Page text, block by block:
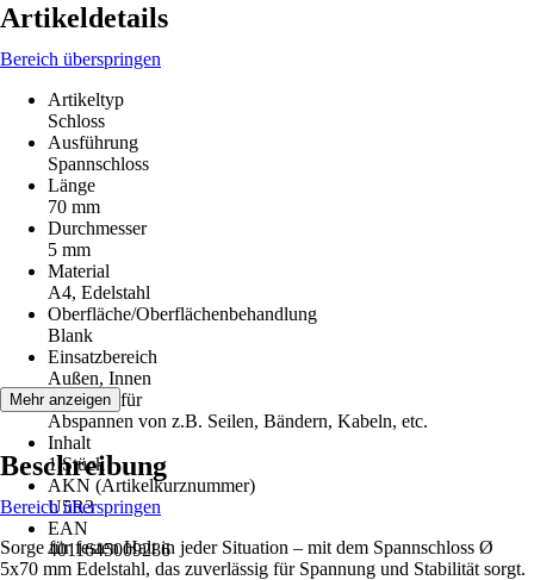
Artikeldetails
Bereich überspringen
Artikeltyp
Schloss
Ausführung
Spannschloss
Länge
70 mm
Durchmesser
5 mm
Material
A4, Edelstahl
Oberfläche/Oberflächenbehandlung
Blank
Einsatzbereich
Außen, Innen
Geeignet für
Abspannen von z.B. Seilen, Bändern, Kabeln, etc.
Inhalt
1 Stück
AKN (Artikelkurznummer)
U5R3
EAN
4011645009286
Mehr anzeigen
Beschreibung
Bereich überspringen
Sorge für festen Halt in jeder Situation – mit dem Spannschloss Ø
5x70 mm Edelstahl, das zuverlässig für Spannung und Stabilität sorgt.